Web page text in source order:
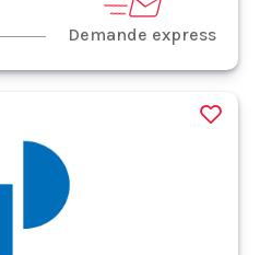
Demande express